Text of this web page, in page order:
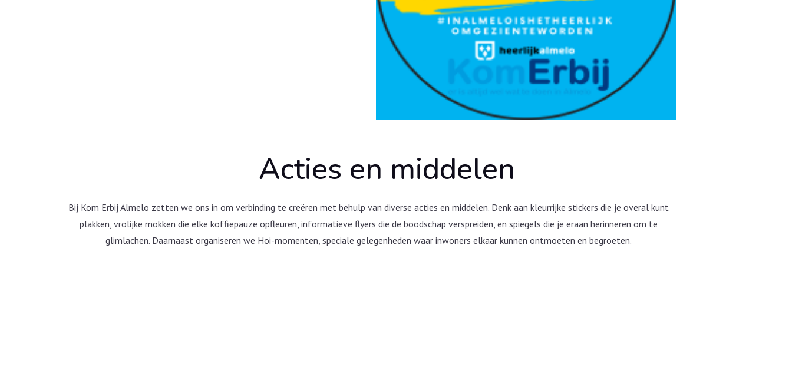
Acties en middelen
Bij Kom Erbij Almelo zetten we ons in om verbinding te creëren met behulp van diverse acties en middelen. Denk aan kleurrijke stickers die je overal kunt
plakken, vrolijke mokken die elke koffiepauze opfleuren, informatieve flyers die de boodschap verspreiden, en spiegels die je eraan herinneren om te
glimlachen. Daarnaast organiseren we Hoi-momenten, speciale gelegenheden waar inwoners elkaar kunnen ontmoeten en begroeten.